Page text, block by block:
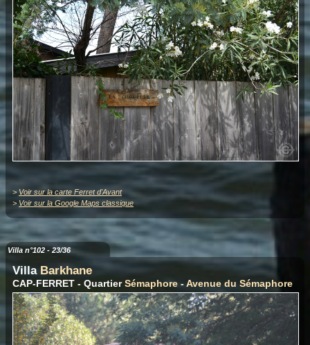
> Voir sur la carte Ferret d'Avant
> Voir sur la Google Maps classique
Villa n°102 - 23/36
Villa Barkhane
CAP-FERRET - QuartierSémaphore -Avenue du Sémaphore